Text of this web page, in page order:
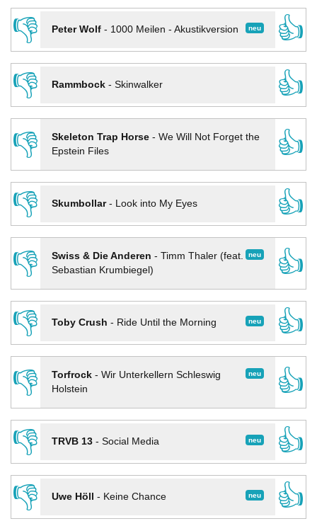
👎
neu
Peter Wolf- 1000 Meilen - Akustikversion
👍
👎
Rammbock- Skinwalker
👍
👎
Skeleton Trap Horse- We Will Not Forget the
Epstein Files
👍
👎
Skumbollar- Look into My Eyes
👍
👎
neu
Swiss & Die Anderen - Timm Thaler (feat.
Sebastian Krumbiegel)
👍
👎
neu
Toby Crush - Ride Until the Morning
👍
👎
neu
Torfrock- Wir Unterkellern Schleswig
Holstein
👍
👎
neu
TRVB 13- Social Media
👍
👎
neu
Uwe Höll - Keine Chance
👍